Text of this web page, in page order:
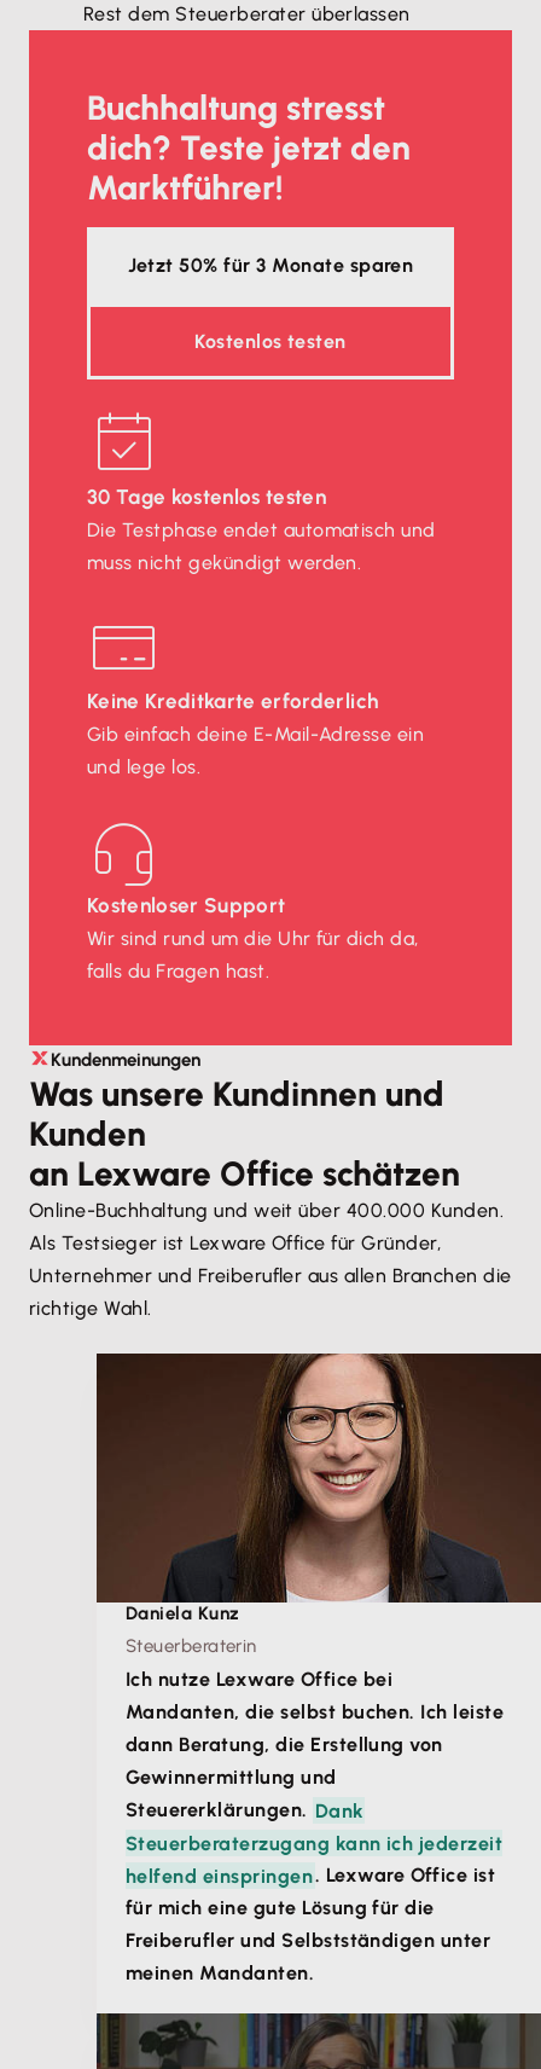
Rest dem Steuerberater überlassen
Buchhaltung stresst
dich? Teste jetzt den
Marktführer!
30 Tage kostenlos testen
Die Testphase endet automatisch und
muss nicht gekündigt werden.
Keine Kreditkarte erforderlich
Gib einfach deine E-Mail-Adresse ein
und lege los.
Kostenloser Support
Wir sind rund um die Uhr für dich da,
falls du Fragen hast.
Jetzt 50% für 3 Monate sparen
Kostenlos testen
Kundenmeinungen
Was unsere Kundinnen und
Kunden
an Lexware Office schätzen
Online-Buchhaltung und weit über 400.000 Kunden.
Als Testsieger ist Lexware Office für Gründer,
Unternehmer und Freiberufler aus allen Branchen die
richtige Wahl.
Daniela Kunz
Steuerberaterin
Ich nutze Lexware Office bei
Mandanten, die selbst buchen. Ich leiste
dann Beratung, die Erstellung von
Gewinnermittlung und
Steuererklärungen. Dank
Steuerberaterzugang kann ich jederzeit
helfend einspringen. Lexware Office ist
für mich eine gute Lösung für die
Freiberufler und Selbstständigen unter
meinen Mandanten.